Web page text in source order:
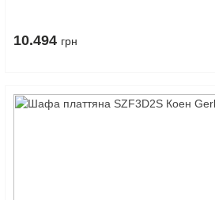
10.494 грн